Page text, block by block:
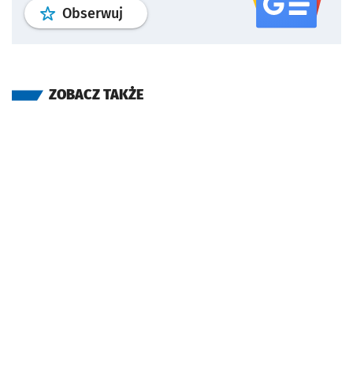
Obserwuj profil serwisu
ZOBACZ TAKŻE